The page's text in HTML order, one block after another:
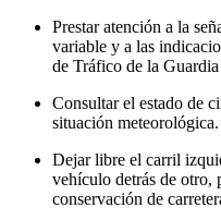
Prestar atención a la
variable y a las
de Tráfico de la
Consultar el estado de
situación meteorológica.
Dejar libre el carril
vehículo detrás de otro,
conservación de